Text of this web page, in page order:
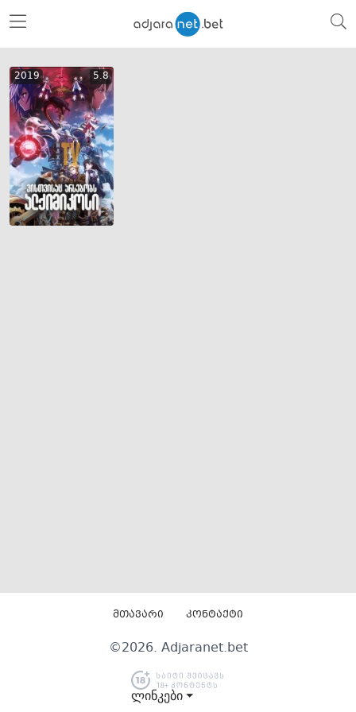
2019 5.8
მთავარი კონტაქტი
ლინკები ⏷
©2026. Adjaranet.bet